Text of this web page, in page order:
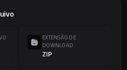
EXTENSÃO DE
DOWNLOAD
ZIP